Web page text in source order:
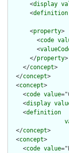
      <
display
      <
definition
      <
property>
        <
code
        <
      </
property>
    </
concept>
  </
concept>
  <
concept>
    <
code value
    <
display
    <
definition
  </
concept>
  <
concept>
    <
code value